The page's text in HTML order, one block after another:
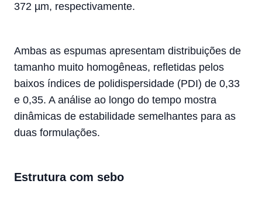
372 µm, respectivamente.
Ambas as espumas apresentam distribuições de
tamanho muito homogêneas, refletidas pelos
baixos índices de polidispersidade (PDI) de 0,33
e 0,35. A análise ao longo do tempo mostra
dinâmicas de estabilidade semelhantes para as
duas formulações.
Estrutura com sebo